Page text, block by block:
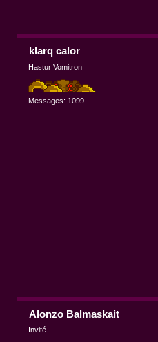
klarq calor
Hastur Vomitron
Messages: 1099
Alonzo Balmaskait
Invité